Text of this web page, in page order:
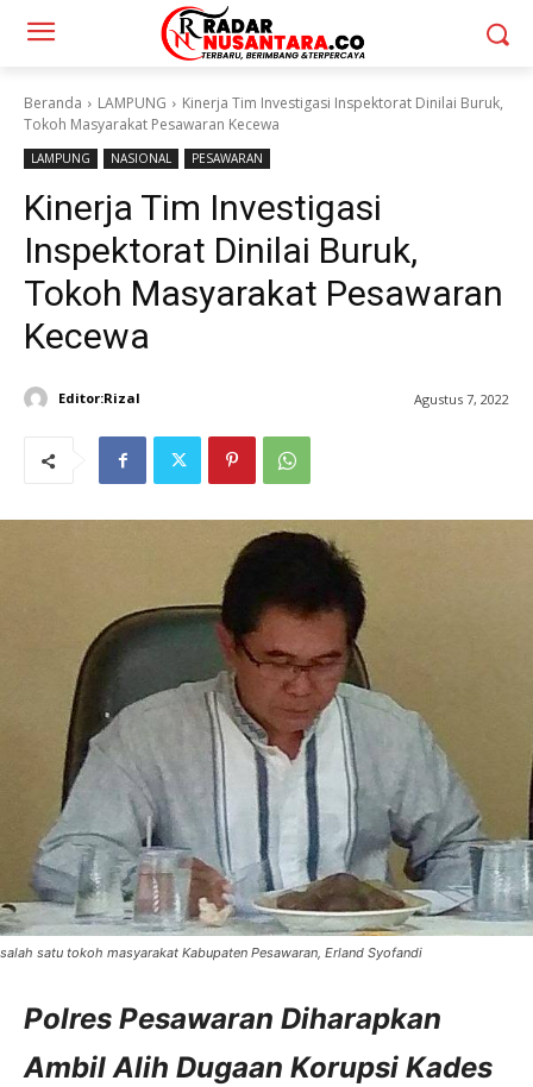
Beranda LAMPUNG
Kinerja Tim Investigasi Inspektorat Dinilai Buruk,
Tokoh Masyarakat Pesawaran Kecewa
LAMPUNG NASIONAL PESAWARAN
Kinerja Tim Investigasi
Inspektorat Dinilai Buruk,
Tokoh Masyarakat Pesawaran
Kecewa
Editor:Rizal Agustus 7, 2022
salah satu tokoh masyarakat Kabupaten Pesawaran, Erland Syofandi
Polres Pesawaran Diharapkan
Ambil Alih Dugaan Korupsi Kades